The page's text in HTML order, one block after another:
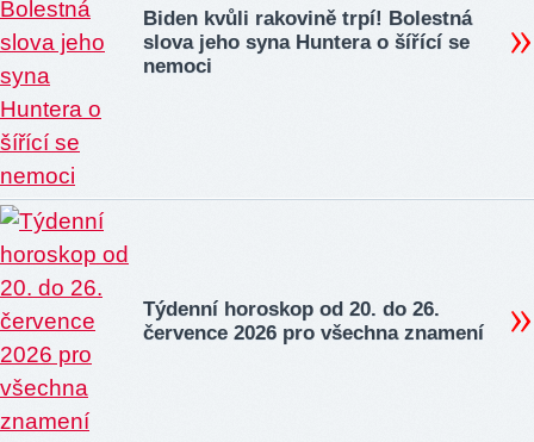
Biden kvůli rakovině trpí! Bolestná
slova jeho syna Huntera o šířící se
nemoci
Týdenní horoskop od 20. do 26.
července 2026 pro všechna znamení